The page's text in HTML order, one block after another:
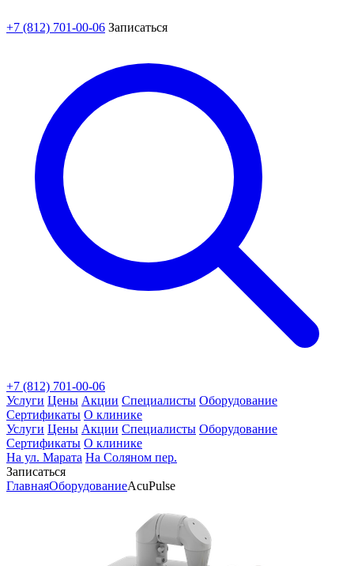
+7 (812) 701-00-06 Записаться
+7 (812) 701-00-06
Услуги Цены Акции Специалисты Оборудование
Сертификаты О клинике
Услуги Цены Акции Специалисты Оборудование
Сертификаты О клинике
На ул. Марата На Соляном пер.
Записаться
ГлавнаяОборудованиеAcuPulse